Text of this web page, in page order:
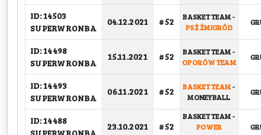
ID: 14503
SUPERWRONBA
04.12.2021 # 52 BASKET TEAM-
PSŻ ŻMIGRÓD
ID: 14498
SUPERWRONBA
15.11.2021 # 52 BASKET TEAM-
OPORÓW TEAM
ID: 14493
SUPERWRONBA
06.11.2021 # 52 BASKET TEAM-
MONEYBALL
ID: 14488
23.10.2021 # 52
BASKET TEAM-
POWER